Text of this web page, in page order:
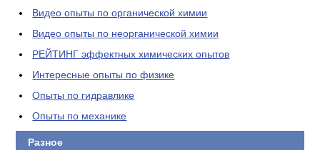
Видео опыты по органической химии
Видео опыты по неорганической химии
РЕЙТИНГ эффектных химических опытов
Интересные опыты по физике
Опыты по гидравлике
Опыты по механике
Разное